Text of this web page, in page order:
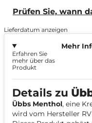
Prüfen Sie, wann
Lieferdatum anzeigen
Mehr
Erfahren Sie
mehr über das
Produkt
Details zu
Übbs Menthol, eine
wird vom Hersteller